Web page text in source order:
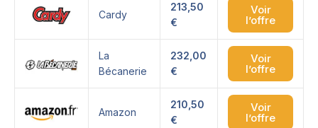
Cardy
213,50
€
Voir
l’offre
La
Bécanerie
232,00
€
Voir
l’offre
Amazon
210,50
€
Voir
l’offre